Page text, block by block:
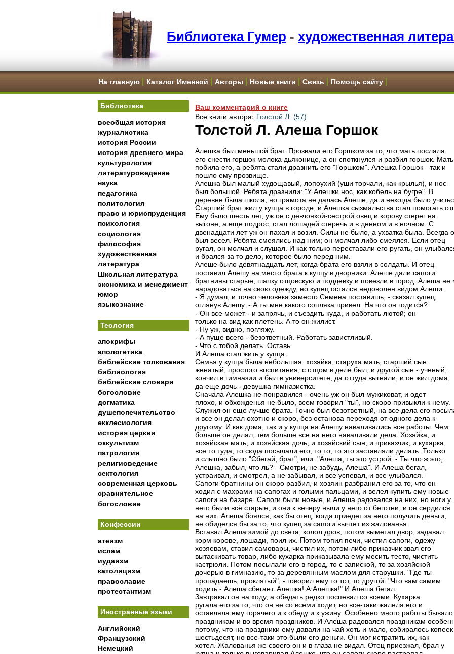
Библиотека Гумер - художественная
На главную Каталог Именной Авторы Новые книги Связь Помощь сайту
Библиотека
всеобщая история
журналистика
история России
история древнего мира
культурология
литературоведение
наука
педагогика
политология
право и юриспруденция
психология
социология
философия
художественная
литература
Школьная литература
экономика и менеджмент
юмор
языкознание
Теология
апокрифы
апологетика
библейские толкования
библиология
библейские словари
богословие
догматика
душепопечительство
екклесиология
история церкви
оккультизм
патрология
религиоведение
сектология
современная церковь
сравнительное
богословие
Конфессии
атеизм
ислам
иудаизм
католицизм
православие
протестантизм
Иностранные языки
Английский
Французский
Немецкий
Ваш комментарий о книге
Все книги автора: Толстой Л. (57)
Толстой Л. Алеша Горшок
Алешка был меньшой брат. Прозвали его Горшком за то, что мать послала
его снести горшок молока дьяконице, а он споткнулся и разбил горшок. Мать
побила его, а ребята стали дразнить его "Горшком". Алешка Горшок - так и
пошло ему прозвище.
Алешка был малый худощавый, лопоухий (уши торчали, как крылья), и нос
был большой. Ребята дразнили: "У Алешки нос, как кобель на бугре". В
деревне была школа, но грамота не далась Алеше, да и некогда было
Старший брат жил у купца в городе, и Алешка сызмальства стал помогать
Ему было шесть лет, уж он с девчонкой-сестрой овец и корову стерег на
выгоне, а еще подрос, стал лошадей стеречь и в денном и в ночном. С
двенадцати лет уж он пахал и возил. Силы не было, а ухватка была. Всегда
был весел. Ребята смеялись над ним; он молчал либо смеялся. Если отец
ругал, он молчал и слушал. И как только переставали его ругать, он
и брался за то дело, которое было перед ним.
Алеше было девятнадцать лет, когда брата его взяли в солдаты. И отец
поставил Алешу на место брата к купцу в дворники. Алеше дали сапоги
братнины старые, шапку отцовскую и поддевку и повезли в город. Алеша не
нарадоваться на свою одежду, но купец остался недоволен видом Алеши.
- Я думал, и точно человека заместо Семена поставишь, - сказал купец,
оглянув Алешу. - А ты мне какого сопляка привел. На что он годится?
- Он все может - и запрячь, и съездить куда, и работать лютой; он
только на вид как плетень. А то он жилист.
- Ну уж, видно, погляжу.
- А пуще всего - безответный. Работать завистливый.
- Что с тобой делать. Оставь.
И Алеша стал жить у купца.
Семья у купца была небольшая: хозяйка, старуха мать, старший сын
женатый, простого воспитания, с отцом в деле был, и другой сын - ученый,
кончил в гимназии и был в университете, да оттуда выгнали, и он жил дома,
да еще дочь - девушка гимназистка.
Сначала Алешка не понравился - очень уж он был мужиковат, и одет
плохо, и обхожденья не было, всем говорил "ты", но скоро привыкли к нему.
Служил он еще лучше брата. Точно был безответный, на все дела его
и все он делал охотно и скоро, без останова переходя от одного дела к
другому. И как дома, так и у купца на Алешу наваливались все работы. Чем
больше он делал, тем больше все на него наваливали дела. Хозяйка, и
хозяйская мать, и хозяйская дочь, и хозяйский сын, и приказчик, и кухарка,
все то туда, то сюда посылали его, то то, то это заставляли делать. Только
и слышно было "Сбегай, брат", или: "Алеша, ты это устрой. - Ты что ж это,
Алешка, забыл, что ль? - Смотри, не забудь, Алеша". И Алеша бегал,
устраивал, и смотрел, а не забывал, и все успевал, и все улыбался.
Сапоги братнины он скоро разбил, и хозяин разбранил его за то, что он
ходил с махрами на сапогах и голыми пальцами, и велел купить ему новые
сапоги на базаре. Сапоги были новые, и Алеша радовался на них, но ноги у
него были всё старые, и они к вечеру ныли у него от беготни, и он сердился
на них. Алеша боялся, как бы отец, когда приедет за него получить деньги,
не обиделся бы за то, что купец за сапоги вычтет из жалованья.
Вставал Алеша зимой до света, колол дров, потом выметал двор, задавал
корм корове, лошади, поил их. Потом топил печи, чистил сапоги, одежу
хозяевам, ставил самовары, чистил их, потом либо приказчик звал его
вытаскивать товар, либо кухарка приказывала ему месить тесто, чистить
кастрюли. Потом посылали его в город, то с запиской, то за хозяйской
дочерью в гимназию, то за деревянным маслом для старушки. "Где ты
пропадаешь, проклятый", - говорил ему то тот, то другой. "Что вам самим
ходить - Алеша сбегает. Алешка! А Алешка!" И Алеша бегал.
Завтракал он на ходу, а обедать редко поспевал со всеми. Кухарка
ругала его за то, что он не со всеми ходит, но все-таки жалела его и
оставляла ему горячего и к обеду и к ужину. Особенно много работы бывало
праздникам и во время праздников. И Алеша радовался праздникам
потому, что на праздники ему давали на чай хоть и мало, собиралось копеек
шестьдесят, но все-таки это были его деньги. Он мог истратить их, как
хотел. Жалованья же своего он и в глаза не видал. Отец приезжал, брал у